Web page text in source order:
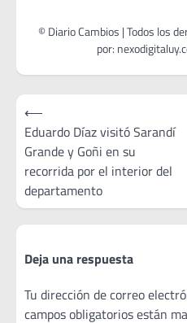
Navegación
de
entradas
⟵
Eduardo Díaz visitó Sarandí
Grande y Goñi en su
recorrida por el interior del
departamento
Deja una respuesta
Tu dirección de correo
campos obligatorios están